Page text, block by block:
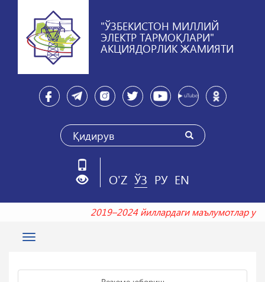
"ЎЗБЕКИСТОН МИЛЛИЙ
ЭЛЕКТР ТАРМОҚЛАРИ"
АКЦИЯДОРЛИК ЖАМИЯТИ
O'Z ЎЗ РУ EN
2019–2024 йиллардаги маълумотлар
Toggle